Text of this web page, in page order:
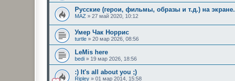
Русские (герои, фильмы, образы и т.д.) на экране.
MAZ » 27 май 2020, 10:12
Умер Чак Норрис
turtle » 20 мар 2026, 08:56
LeMis here
bedi » 19 мар 2026, 18:56
:) It's all about you ;)
Ripley » 01 мар 2014, 15:58